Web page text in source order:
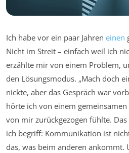
Ich habe vor ein paar Jahren einen
Nicht im Streit – einfach weil ich
erzählte mir von einem Problem,
den Lösungsmodus. „Mach doch
nickte, aber das Gespräch war
hörte ich von einem gemeinsamen
von mir zurückgezogen fühlte.
ich begriff: Kommunikation ist
das, was beim anderen ankommt.